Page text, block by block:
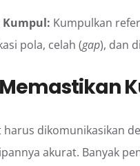
Kumpul: Kumpulkan
pola, celah (gap), dan
dikomunikasikan
akurat. Banyak